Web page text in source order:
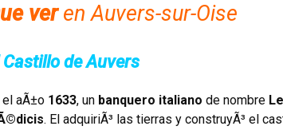
veren Auvers-sur-Oise
Castillo de Auvers
el aÃ±o 1633, un banquero italiano de nombre
. El adquiriÃ³ las tierras y construyÃ³ el